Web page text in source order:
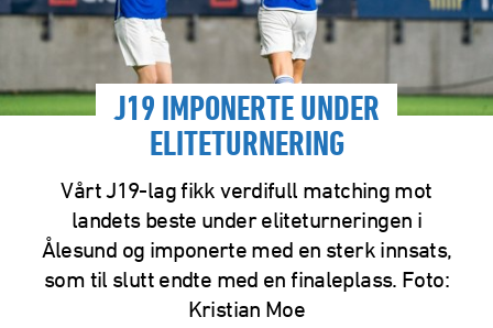
J19 IMPONERTE UNDER
ELITETURNERING
Vårt J19-lag fikk verdifull matching mot
landets beste under eliteturneringen i
Ålesund og imponerte med en sterk innsats,
som til slutt endte med en finaleplass. Foto:
Kristian Moe